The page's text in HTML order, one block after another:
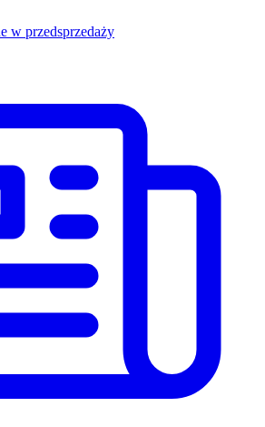
w przedsprzedaży